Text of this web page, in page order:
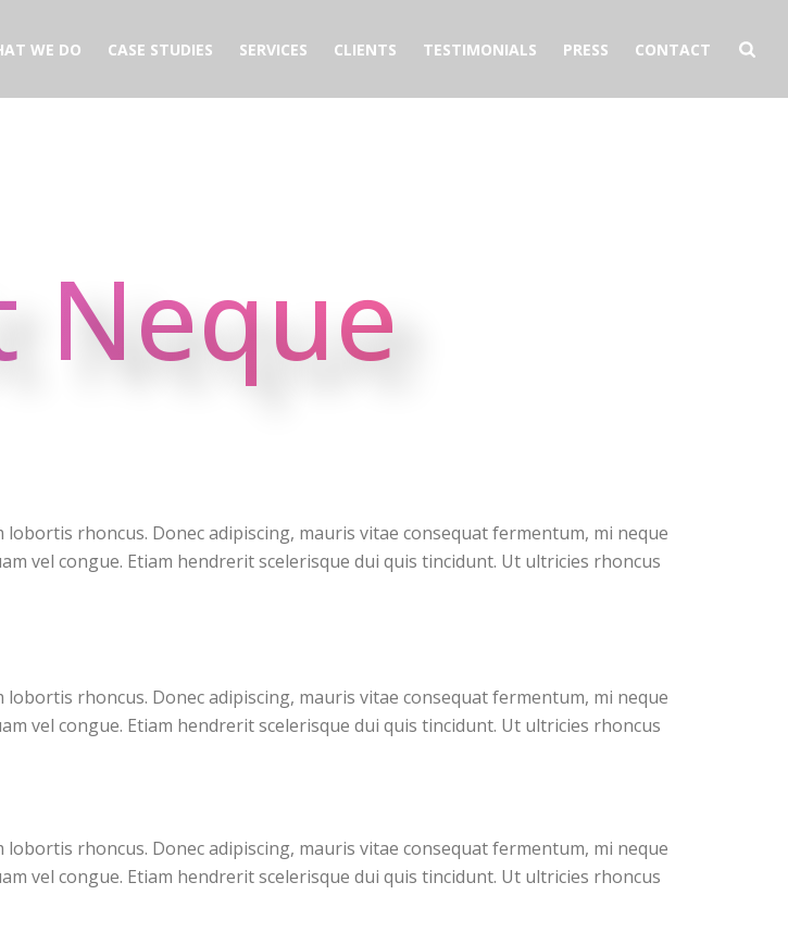
WE DO CASE STUDIES SERVICES CLIENTS TESTIMONIALS PRESS CONTACT
Neque
rhoncus. Donec adipiscing, mauris vitae consequat fermentum, mi neque
vel congue. Etiam hendrerit scelerisque dui quis tincidunt. Ut ultricies rhoncus
rhoncus. Donec adipiscing, mauris vitae consequat fermentum, mi neque
vel congue. Etiam hendrerit scelerisque dui quis tincidunt. Ut ultricies rhoncus
rhoncus. Donec adipiscing, mauris vitae consequat fermentum, mi neque
vel congue. Etiam hendrerit scelerisque dui quis tincidunt. Ut ultricies rhoncus